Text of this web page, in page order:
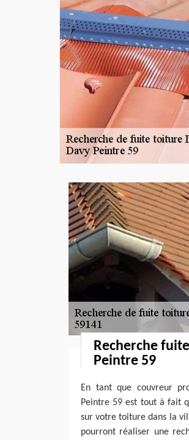
Recherche
Peintre 59
En tant que couvreur
Peintre 59 est tout à fait
sur votre toiture dans la
pourront réaliser une